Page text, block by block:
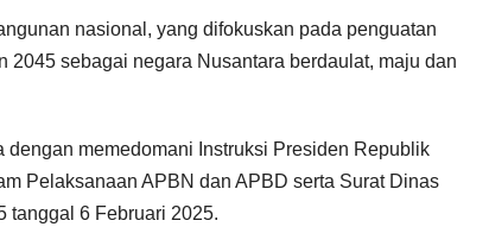
nasional, yang difokuskan pada penguatan
sebagai negara Nusantara berdaulat, maju dan
memedomani Instruksi Presiden Republik
Pelaksanaan APBN dan APBD serta Surat Dinas
tanggal 6 Februari 2025.